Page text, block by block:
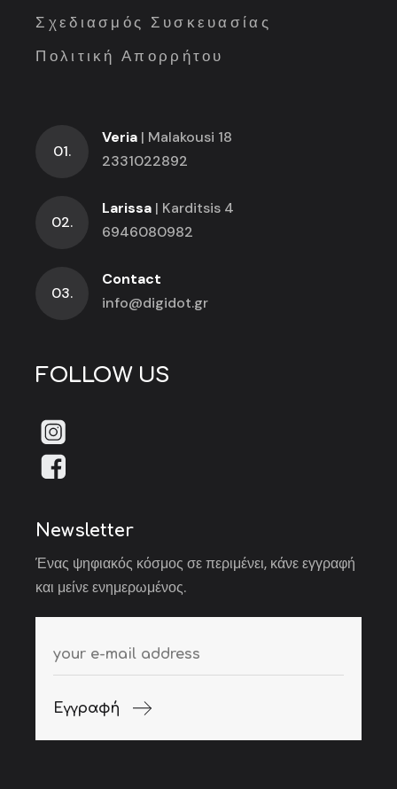
Σχεδιασμός Συσκευασίας
Πολιτική Απορρήτου
01.
Veria | Malakousi 18
2331022892
02.
Larissa | Karditsis 4
6946080982
03.
Contact
info@digidot.gr
FOLLOW US
Newsletter
Ένας ψηφιακός κόσμος σε περιμένει, κάνε εγγραφή
και μείνε ενημερωμένος.
Εγγραφή